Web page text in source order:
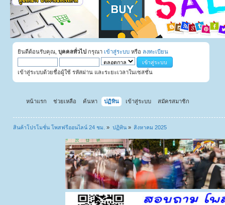
ยินดีต้อนรับคุณ, บุคคลทั่วไป กรุณา เข้าสู่ระบบ หรือ ลงทะเบียน
เข้าสู่ระบบด้วยชื่อผู้ใช้ รหัสผ่าน และระยะเวลาในเซสชั่น
หน้าแรก ช่วยเหลือ ค้นหา ปฏิทิน เข้าสู่ระบบ สมัครสมาชิก
สินค้าโปรโมชั่น โพสฟรีออนไลน์ 24 ชม. » ปฏิทิน» สิงหาคม 2025